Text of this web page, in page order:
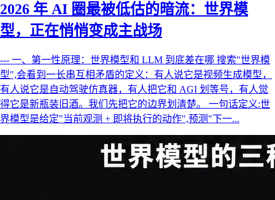
2026 年 AI 圈最被低估的暗流：世界模
型，正在悄悄变成主战场
--- 一、第一性原理：世界模型和 LLM 到底差在哪 搜索"世界模
型",会看到一长串互相矛盾的定义：有人说它是视频生成模型，
有人说它是自动驾驶仿真器，有人把它和 AGI 划等号，有人觉
得它是新瓶装旧酒。我们先把它的边界划清楚。 一句话定义:世
界模型是给定"当前观测 + 即将执行的动作",预测"下一...